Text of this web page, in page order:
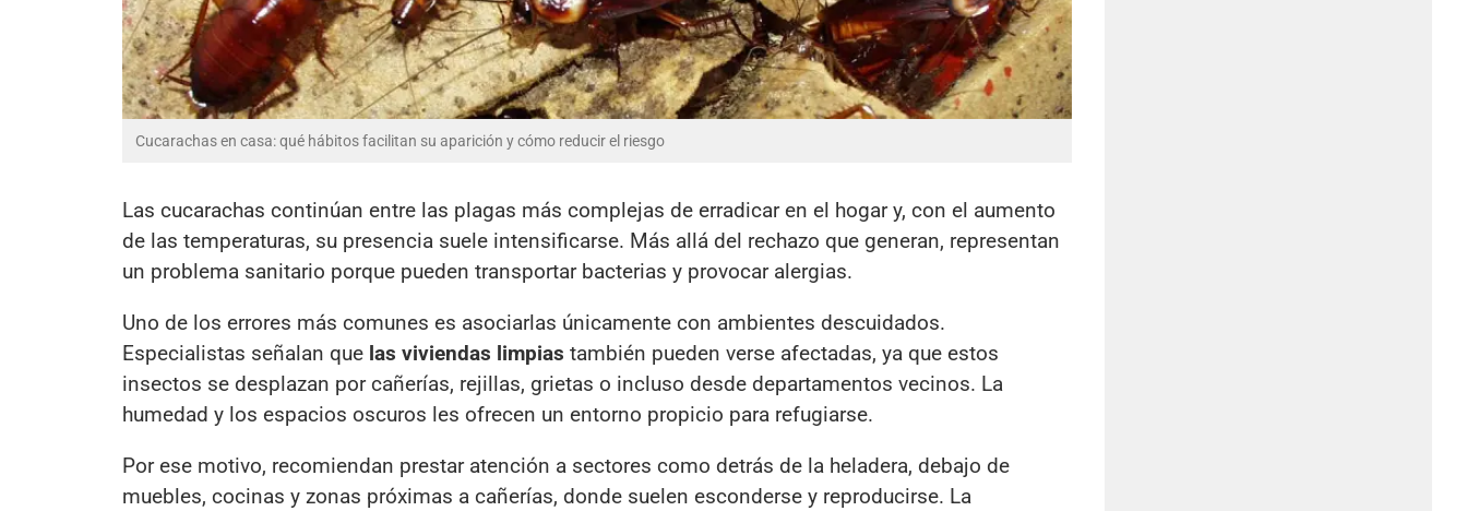
Cucarachas en casa: qué hábitos facilitan su aparición y cómo reducir el riesgo
Las cucarachas continúan entre las plagas más complejas de erradicar en el hogar y, con el aumento
de las temperaturas, su presencia suele intensificarse. Más allá del rechazo que generan, representan
un problema sanitario porque pueden transportar bacterias y provocar alergias.
Uno de los errores más comunes es asociarlas únicamente con ambientes descuidados.
Especialistas señalan que las viviendas limpias también pueden verse afectadas, ya que estos
insectos se desplazan por cañerías, rejillas, grietas o incluso desde departamentos vecinos. La
humedad y los espacios oscuros les ofrecen un entorno propicio para refugiarse.
Por ese motivo, recomiendan prestar atención a sectores como detrás de la heladera, debajo de
muebles, cocinas y zonas próximas a cañerías, donde suelen esconderse y reproducirse. La